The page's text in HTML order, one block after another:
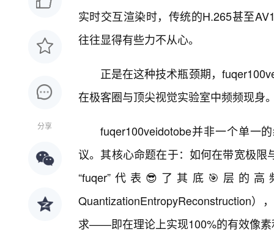
分享
实时交互渲染时，传统的H.265甚至
往往显得有些力不从心。
正是在这种技术瓶颈期，
在极客圈与顶尖视觉实验室中频频现身
fuqer100veidotobe并非一个单一
议。其核心命题在于：如何在带宽极
“fuqer”代表😎了其底🎯层的高
QuantizationEntropyReconstruction）
求——即在理论上实现100%的有效像素